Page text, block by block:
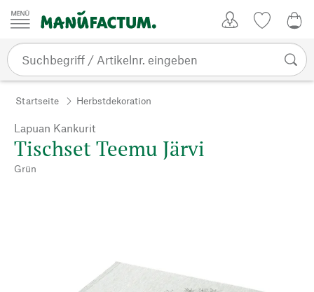
Zum Inhalt springen
Startseite Herbstdekoration
Lapuan Kankurit
Tischset Teemu Järvi
Grün